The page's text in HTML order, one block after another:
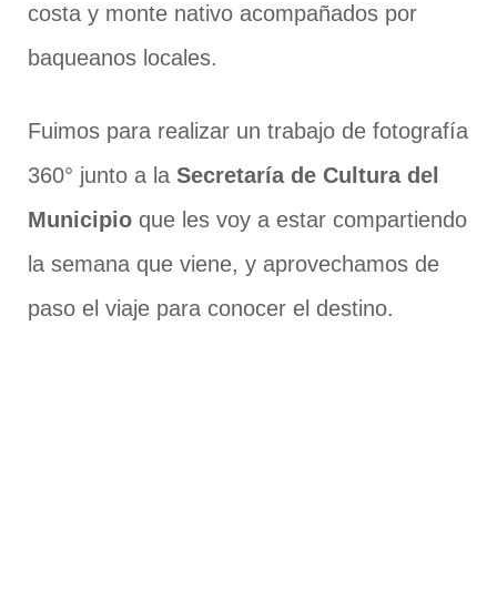
costa y monte nativo acompañados por
baqueanos locales.
Fuimos para realizar un trabajo de fotografía
360° junto a la Secretaría de Cultura del
Municipio que les voy a estar compartiendo
la semana que viene, y aprovechamos de
paso el viaje para conocer el destino.